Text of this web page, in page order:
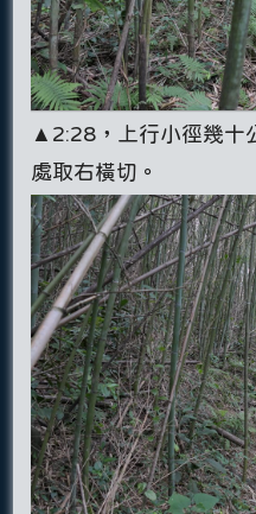
▲2:28，上行小徑幾十
處取右橫切。